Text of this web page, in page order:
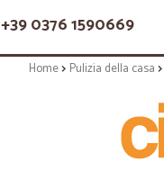
+39 0376 1590669
Home Pulizia della casa